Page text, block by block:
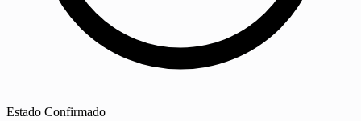
Estado Confirmado